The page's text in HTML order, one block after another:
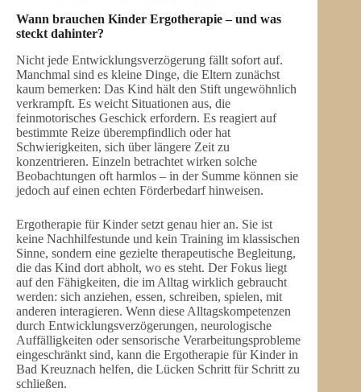
Wann brauchen Kinder Ergotherapie – und was
steckt dahinter?
Nicht jede Entwicklungsverzögerung fällt sofort auf.
Manchmal sind es kleine Dinge, die Eltern zunächst
kaum bemerken: Das Kind hält den Stift ungewöhnlich
verkrampft. Es weicht Situationen aus, die
feinmotorisches Geschick erfordern. Es reagiert auf
bestimmte Reize überempfindlich oder hat
Schwierigkeiten, sich über längere Zeit zu
konzentrieren. Einzeln betrachtet wirken solche
Beobachtungen oft harmlos – in der Summe können sie
jedoch auf einen echten Förderbedarf hinweisen.
Ergotherapie für Kinder setzt genau hier an. Sie ist
keine Nachhilfestunde und kein Training im klassischen
Sinne, sondern eine gezielte therapeutische Begleitung,
die das Kind dort abholt, wo es steht. Der Fokus liegt
auf den Fähigkeiten, die im Alltag wirklich gebraucht
werden: sich anziehen, essen, schreiben, spielen, mit
anderen interagieren. Wenn diese Alltagskompetenzen
durch Entwicklungsverzögerungen, neurologische
Auffälligkeiten oder sensorische Verarbeitungsprobleme
eingeschränkt sind, kann die Ergotherapie für Kinder in
Bad Kreuznach helfen, die Lücken Schritt für Schritt zu
schließen.